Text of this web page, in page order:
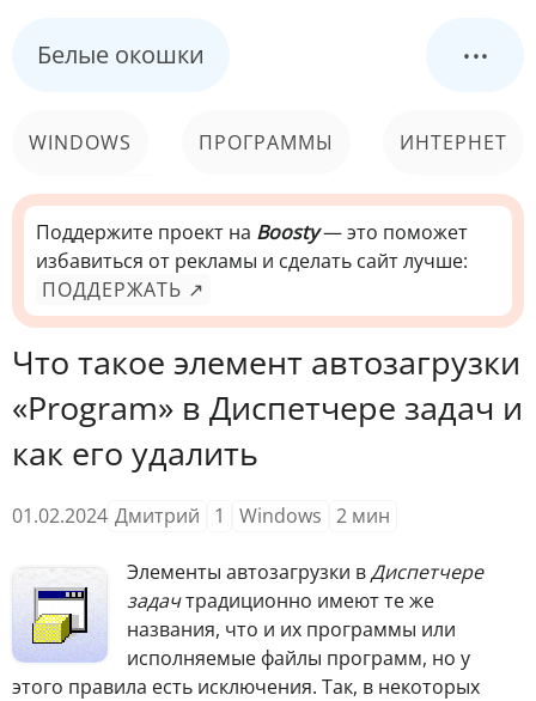
Белые окошки ...
WINDOWS ПРОГРАММЫ ИНТЕРНЕТ
КОМПЬЮТЕР
СИСТЕМА
Поддержите проект на Boosty— это поможет
избавиться от рекламы и сделать сайт лучше:
ПОДДЕРЖАТЬ ↗
Что такое элемент автозагрузки
«Program» в Диспетчере задач и
как его удалить
01.02.2024 Дмитрий 1 Windows 2 мин
Элементы автозагрузки вДиспетчере
задачтрадиционно имеют те же
названия, что и их программы или
исполняемые файлы программ, но у
этого правила есть исключения. Так, в некоторых